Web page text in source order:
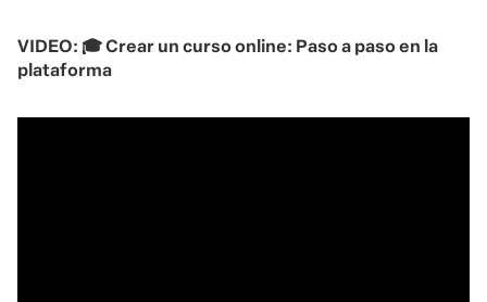
VIDEO: 🎓 Crear un curso online: Paso a paso en la
plataforma